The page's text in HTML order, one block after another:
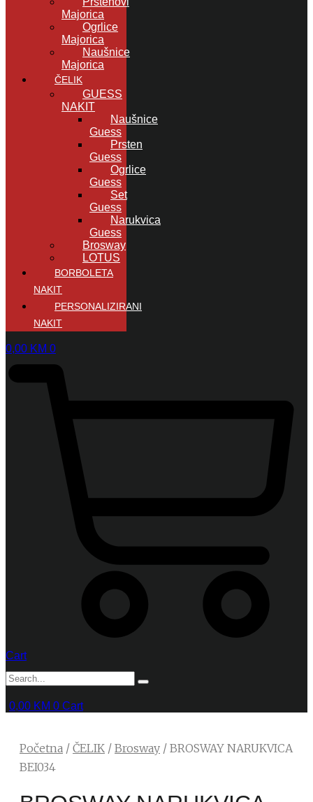
Majorica
Ogrlice
Majorica
Naušnice
Majorica
ČELIK
GUESS
NAKIT
Naušnice
Guess
Prsten
Guess
Ogrlice
Guess
Set
Guess
Narukvica
Guess
Brosway
LOTUS
BORBOLETA
NAKIT
PERSONALIZIRANI
NAKIT
0,00 KM 0
Cart
0,00 KM 0 Cart
Početna / ČELIK / Brosway / BROSWAY NARUKVICA
BEI034